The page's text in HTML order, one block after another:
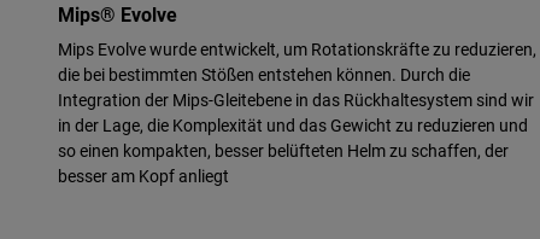
Mips® Evolve
Mips Evolve wurde entwickelt, um Rotationskräfte zu reduzieren,
die bei bestimmten Stößen entstehen können. Durch die
Integration der Mips-Gleitebene in das Rückhaltesystem sind wir
in der Lage, die Komplexität und das Gewicht zu reduzieren und
so einen kompakten, besser belüfteten Helm zu schaffen, der
besser am Kopf anliegt